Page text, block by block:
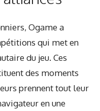
Ogame a
qui met en
du jeu. Ces
des moments
prennent tout leur
en une